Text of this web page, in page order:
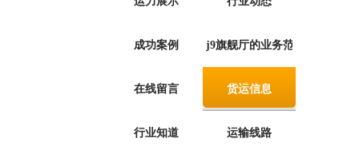
成功案例 j9旗舰厅的业务范围
在线留言 货运信息
行业知道 运输线路